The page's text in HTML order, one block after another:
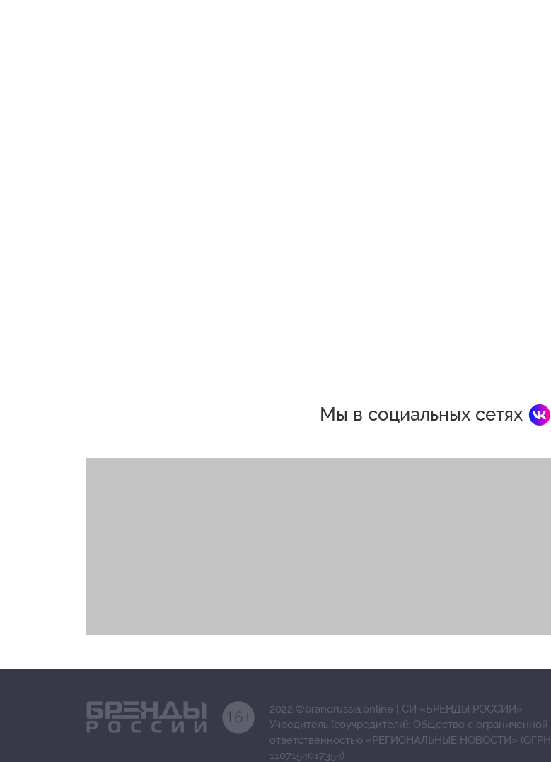
Мы в социальных сетях
2022 ©brandrussia.online | СИ «БРЕНДЫ РОССИИ»
Учредитель (соучредители): Общество с ограниченной
ответственностью «РЕГИОНАЛЬНЫЕ НОВОСТИ» (ОГРН
1107154017354)